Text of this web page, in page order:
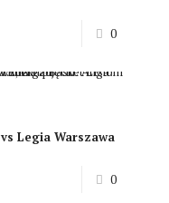
0
vs Legia Warszawa
0